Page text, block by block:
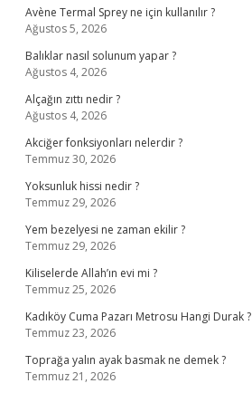
Avène Termal Sprey ne için kullanılır ?
Ağustos 5, 2026
Balıklar nasıl solunum yapar ?
Ağustos 4, 2026
Alçağın zıttı nedir ?
Ağustos 4, 2026
Akciğer fonksiyonları nelerdir ?
Temmuz 30, 2026
Yoksunluk hissi nedir ?
Temmuz 29, 2026
Yem bezelyesi ne zaman ekilir ?
Temmuz 29, 2026
Kiliselerde Allah’ın evi mi ?
Temmuz 25, 2026
Kadıköy Cuma Pazarı Metrosu Hangi Durak ?
Temmuz 23, 2026
Toprağa yalın ayak basmak ne demek ?
Temmuz 21, 2026